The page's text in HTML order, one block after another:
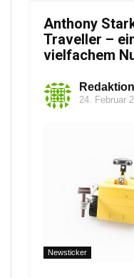
Anthony
Traveller –
vielfachem
Redaktion
24. Februar
Newsticker